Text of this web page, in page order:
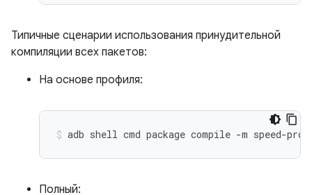
Типичные сценарии использования принудительной
компиляции всех пакетов:
На основе профиля:
Полный: